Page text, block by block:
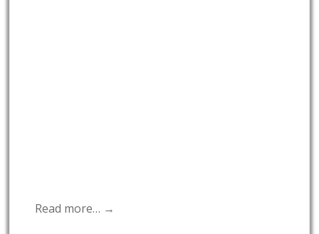
Read more… →